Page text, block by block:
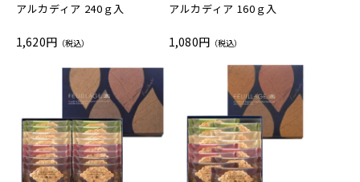
アルカディア 240ｇ入
1,620円 （税込）
アルカディア 160ｇ入
1,080円 （税込）